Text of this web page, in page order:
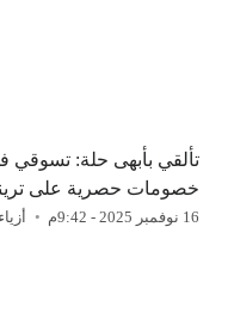
تألقي بأبهى حلة: تسوقي
خصومات حصرية على
16 نوفمبر 2025 - 9:42م